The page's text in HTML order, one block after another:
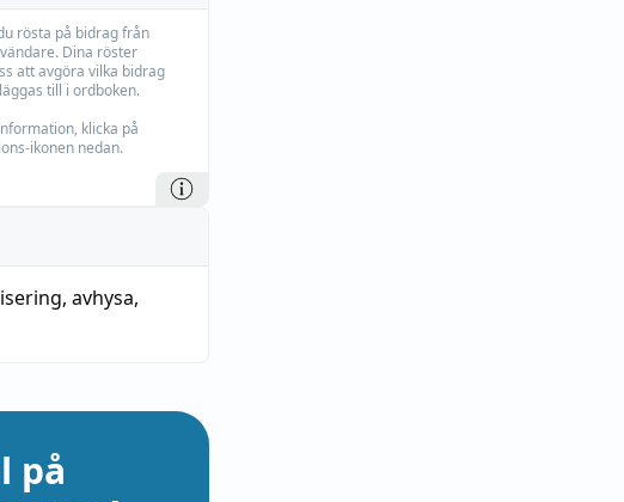
rösta på bidrag från
Dina röster
att avgöra vilka bidrag
till i ordboken.
klicka på
ikonen nedan.
, avhysa,
på